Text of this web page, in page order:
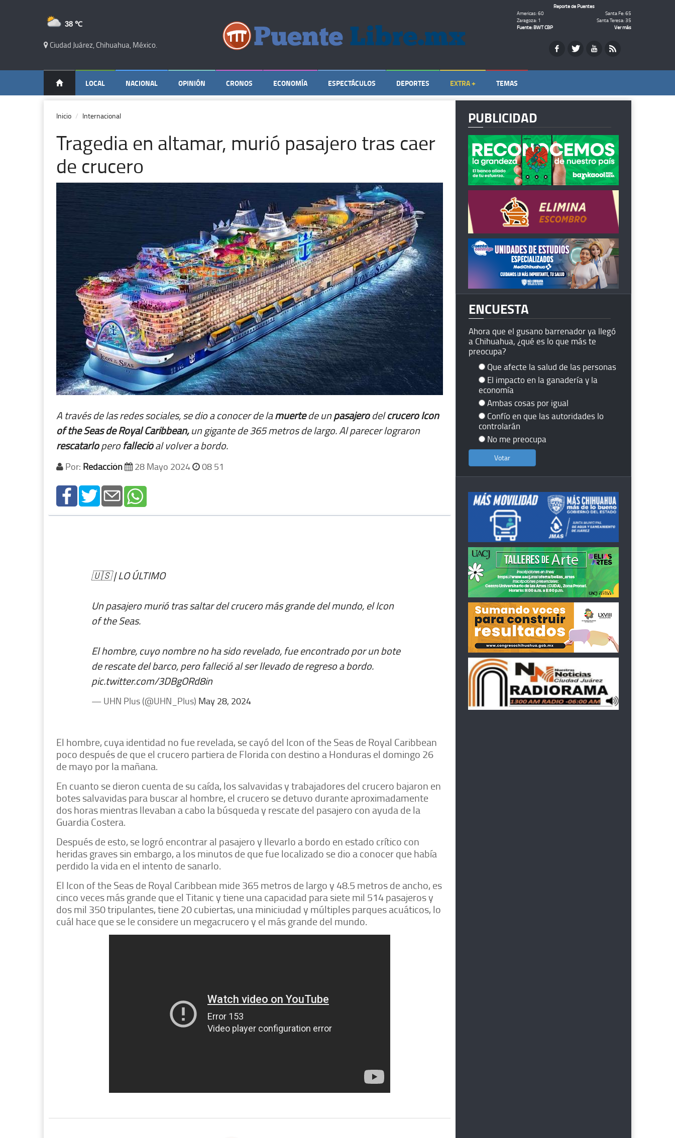
38 ℃
Ciudad Juárez, Chihuahua, México.
Reporte de Puentes
Americas: 60
Santa Fe: 65
Zaragoza: 1
Santa Teresa: 35
Fuente: BWT CBP
Ver más
LOCAL NACIONAL OPINIÓN CRONOS ECONOMÍA ESPECTÁCULOS DEPORTES EXTRA + TEMAS
Inicio Internacional
Tragedia en altamar, murió pasajero tras caer
de crucero
A través de las redes sociales, se dio a conocer de lamuertede unpasajerodelcruceroIcon
of the Seas de Royal Caribbean,un gigante de 365 metros de largo. Al parecer lograron
rescatarloperofallecióal volver a bordo.
Por: Redacción 28 Mayo 2024 08 51
🇺🇸 | LO ÚLTIMO
Un pasajero murió tras saltar del crucero más grande del mundo, el Icon
of the Seas.
El hombre, cuyo nombre no ha sido revelado, fue encontrado por un bote
de rescate del barco, pero falleció al ser llevado de regreso a bordo.
pic.twitter.com/3DBgORd8in
— UHN Plus (@UHN_Plus) May 28, 2024
El hombre, cuya identidad no fue revelada, se cayó del Icon of the Seas de Royal Caribbean
poco después de que el crucero partiera de Florida con destino a Honduras el domingo 26
de mayo por la mañana.
En cuanto se dieron cuenta de su caída, los salvavidas y trabajadores del crucero bajaron en
botes salvavidas para buscar al hombre, el crucero se detuvo durante aproximadamente
dos horas mientras llevaban a cabo la búsqueda y rescate del pasajero con ayuda de la
Guardia Costera.
Después de esto, se logró encontrar al pasajero y llevarlo a bordo en estado crítico con
heridas graves sin embargo, a los minutos de que fue localizado se dio a conocer que había
perdido la vida en el intento de sanarlo.
El Icon of the Seas de Royal Caribbean mide 365 metros de largo y 48.5 metros de ancho, es
cinco veces más grande que el Titanic y tiene una capacidad para siete mil 514 pasajeros y
dos mil 350 tripulantes, tiene 20 cubiertas, una miniciudad y múltiples parques acuáticos, lo
cuál hace que se le considere un megacrucero y el más grande del mundo.
PUBLICIDAD
ENCUESTA
Ahora que el gusano barrenador ya llegó
a Chihuahua, ¿qué es lo que más te
preocupa?
Que afecte la salud de las personas
El impacto en la ganadería y la
economía
Ambas cosas por igual
Confío en que las autoridades lo
controlarán
No me preocupa